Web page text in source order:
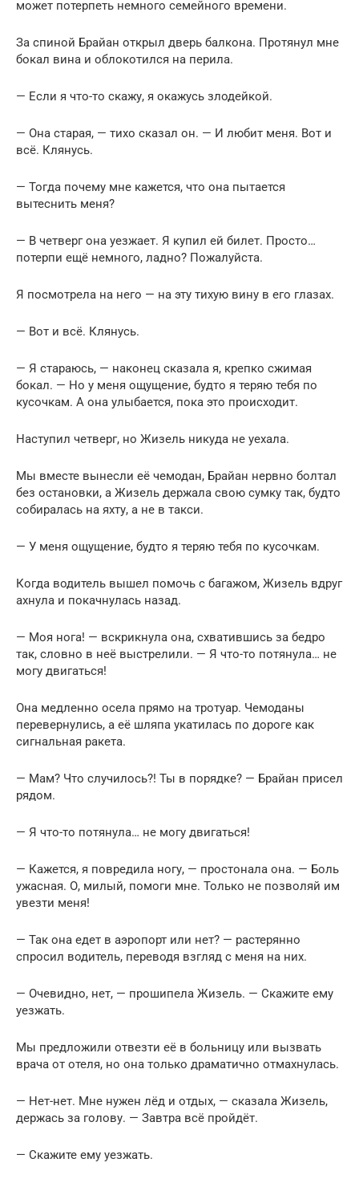
может потерпеть немного семейного времени.
За спиной Брайан открыл дверь балкона. Протянул мне
бокал вина и облокотился на перила.
— Если я что-то скажу, я окажусь злодейкой.
— Она старая, — тихо сказал он. — И любит меня. Вот и
всё. Клянусь.
— Тогда почему мне кажется, что она пытается
вытеснить меня?
— В четверг она уезжает. Я купил ей билет. Просто…
потерпи ещё немного, ладно? Пожалуйста.
Я посмотрела на него — на эту тихую вину в его глазах.
— Вот и всё. Клянусь.
— Я стараюсь, — наконец сказала я, крепко сжимая
бокал. — Но у меня ощущение, будто я теряю тебя по
кусочкам. А она улыбается, пока это происходит.
Наступил четверг, но Жизель никуда не уехала.
Мы вместе вынесли её чемодан, Брайан нервно болтал
без остановки, а Жизель держала свою сумку так, будто
собиралась на яхту, а не в такси.
— У меня ощущение, будто я теряю тебя по кусочкам.
Когда водитель вышел помочь с багажом, Жизель вдруг
ахнула и покачнулась назад.
— Моя нога! — вскрикнула она, схватившись за бедро
так, словно в неё выстрелили. — Я что-то потянула… не
могу двигаться!
Она медленно осела прямо на тротуар. Чемоданы
перевернулись, а её шляпа укатилась по дороге как
сигнальная ракета.
— Мам? Что случилось?! Ты в порядке? — Брайан присел
рядом.
— Я что-то потянула… не могу двигаться!
— Кажется, я повредила ногу, — простонала она. — Боль
ужасная. О, милый, помоги мне. Только не позволяй им
увезти меня!
— Так она едет в аэропорт или нет? — растерянно
спросил водитель, переводя взгляд с меня на них.
— Очевидно, нет, — прошипела Жизель. — Скажите ему
уезжать.
Мы предложили отвезти её в больницу или вызвать
врача от отеля, но она только драматично отмахнулась.
— Нет-нет. Мне нужен лёд и отдых, — сказала Жизель,
держась за голову. — Завтра всё пройдёт.
— Скажите ему уезжать.